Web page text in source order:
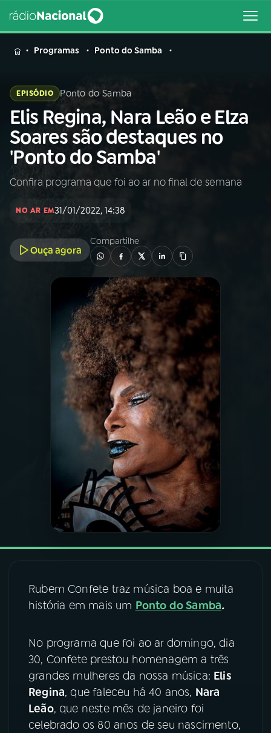
MENU
Buscar
na
Rádio
Nacional
Buscar
AO VIVO
INÍCIO
02A RÁDIO
PROGRAMAÇÃO
PROGRAMAS
PODCASTS
VIDEOCASTS
FESTIVAL DE MÚSICA
Programas Ponto do Samba
EPISÓDIO Ponto do Samba
Elis Regina, Nara Leão e Elza
Soares são destaques no
'Ponto do Samba'
Confira programa que foi ao ar no final de semana
NO AR EM31/01/2022, 14:38
Ouça agora
Compartilhe
Rubem Confete traz música boa e muita
história em mais um Ponto do Samba.
No programa que foi ao ar domingo, dia
30, Confete prestou homenagem a três
grandes mulheres da nossa música: Elis
Regina, que faleceu há 40 anos, Nara
Leão, que neste mês de janeiro foi
celebrado os 80 anos de seu nascimento,